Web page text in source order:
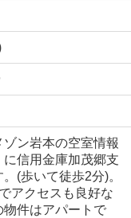
ン岩本の空室情報
信用金庫加茂郷支
(歩いて徒歩2分)。
アクセスも良好な
件はアパートで